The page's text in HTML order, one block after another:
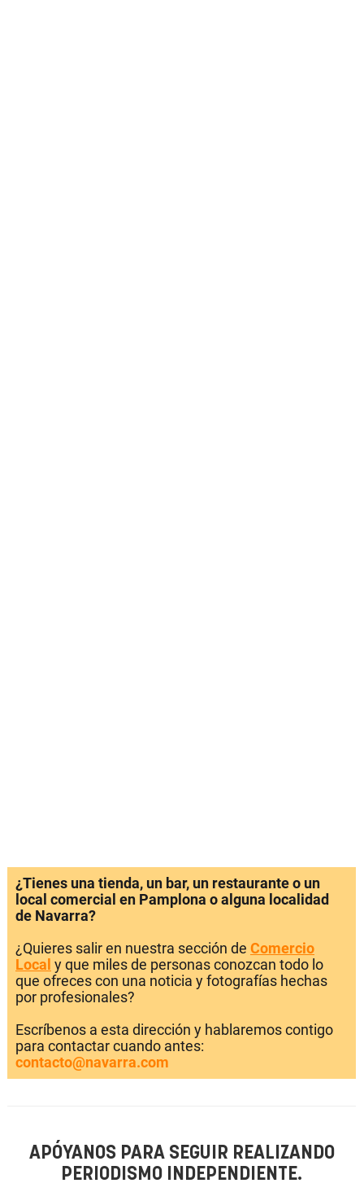
¿Tienes una tienda, un bar, un restaurante o un
local comercial en Pamplona o alguna localidad
de Navarra?
¿Quieres salir en nuestra sección de Comercio
Local y que miles de personas conozcan todo lo
que ofreces con una noticia y fotografías hechas
por profesionales?
Escríbenos a esta dirección y hablaremos contigo
para contactar cuando antes:
contacto@navarra.com
APÓYANOS PARA SEGUIR REALIZANDO
PERIODISMO INDEPENDIENTE.